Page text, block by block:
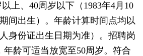
上、40周岁以下（1983年4月10
间出生）。年龄计算时间点均以
身份证出生日期为准）。招聘岗
龄可适当放宽至50周岁。符合